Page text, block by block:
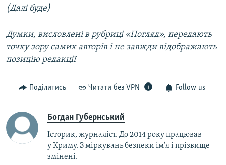
(Далі буде)
Думки, висловлені в рубриці «Погляд», передають
точку зору самих авторів і не завжди відображають
позицію редакції
Поділитись Читати без VPN Follow us
Богдан Губернський
Історик, журналіст. До 2014 року працював
у Криму. З міркувань безпеки ім'я і прізвище
змінені.